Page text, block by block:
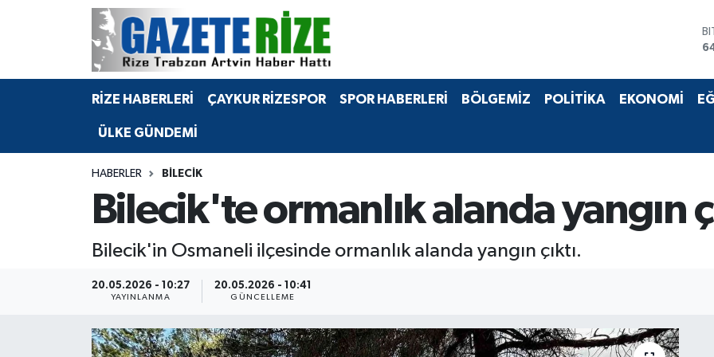
RİZE HABERLERİ ÇAYKUR RİZESPOR SPOR HABERLERİ BÖLGEMİZ POLİTİKA EKONOMİ
ÜLKE GÜNDEMİ
HABERLER BILECIK
Bilecik'te ormanlık alanda yangın
Bilecik'in Osmaneli ilçesinde ormanlık alanda yangın çıktı.
20.05.2026 - 10:27
YAYINLANMA
20.05.2026 - 10:41
GÜNCELLEME
BÖLGEMİZ
Bilim Teknoloji
Advertising news
Canlı Maç
Merkez Nöbetçi Eczaneler
Merkez Hava Durumu
Merkez Trafik Yoğunluk Haritası
Tüm Manşetler
Haber Arşivi